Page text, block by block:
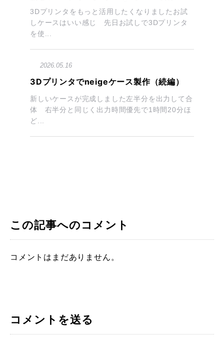
3Dプリンタをもっと活用したくなりましたお試
しケースはいい感じ 先日お試しで3Dプリンタ
を使...
2026.05.16
3Dプリンタでneigeケース製作（続編）
新しいケースが完成しました左半分を出力して合
体 右半分と同じく出力時間優先で1時間20分ほ
ど...
この記事へのコメント
コメントはまだありません。
コメントを送る